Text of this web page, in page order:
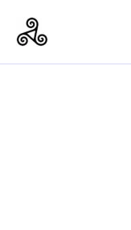
contenido